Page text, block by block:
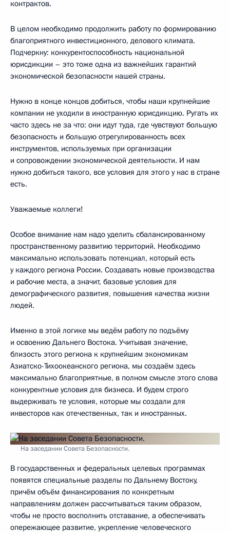
контрактов.
В целом необходимо продолжить работу по формированию
благоприятного инвестиционного, делового климата.
Подчеркну: конкурентоспособность национальной
юрисдикции – это тоже одна из важнейших гарантий
экономической безопасности нашей страны.
Нужно в конце концов добиться, чтобы наши крупнейшие
компании не уходили в иностранную юрисдикцию. Ругать их
часто здесь не за что: они идут туда, где чувствуют большую
безопасность и большую отрегулированность всех
инструментов, используемых при организации
и сопровождении экономической деятельности. И нам
нужно добиться такого, все условия для этого у нас в стране
есть.
Уважаемые коллеги!
Особое внимание нам надо уделить сбалансированному
пространственному развитию территорий. Необходимо
максимально использовать потенциал, который есть
у каждого региона России. Создавать новые производства
и рабочие места, а значит, базовые условия для
демографического развития, повышения качества жизни
людей.
Именно в этой логике мы ведём работу по подъёму
и освоению Дальнего Востока. Учитывая значение,
близость этого региона к крупнейшим экономикам
Азиатско-Тихоокеанского региона, мы создаём здесь
максимально благоприятные, в полном смысле этого слова
конкурентные условия для бизнеса. И будем строго
выдерживать те условия, которые мы создали для
инвесторов как отечественных, так и иностранных.
На заседании Совета Безопасности.
В государственных и федеральных целевых программах
появятся специальные разделы по Дальнему Востоку,
причём объём финансирования по конкретным
направлениям должен рассчитываться таким образом,
чтобы не просто восполнить отставание, а обеспечивать
опережающее развитие, укрепление человеческого